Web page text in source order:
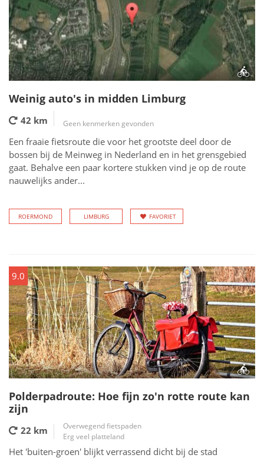
Weinig auto's in midden Limburg
42 km Geen kenmerken gevonden
Een fraaie fietsroute die voor het grootste deel door de
bossen bij de Meinweg in Nederland en in het grensgebied
gaat. Behalve een paar kortere stukken vind je op de route
nauwelijks ander...
ROERMOND LIMBURG FAVORIET
9.0
Polderpadroute: Hoe fijn zo'n rotte route kan
zijn
22 km
Overwegend fietspaden
Erg veel platteland
Het 'buiten-groen' blijkt verrassend dicht bij de stad